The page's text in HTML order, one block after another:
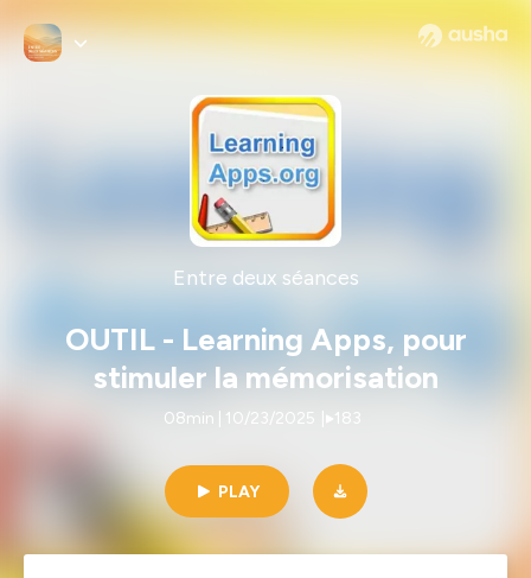
Entre deux séances
OUTIL - Learning Apps, pour
stimuler la mémorisation
08min | 10/23/2025 183
PLAY